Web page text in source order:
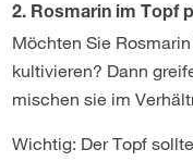
2. Rosmarin im Topf
Möchten Sie
kultivieren? Dann
mischen sie im
Wichtig: Der Topf